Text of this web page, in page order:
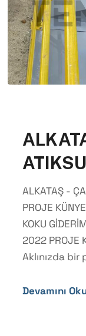
ALKATAŞ -
PROJE
KOKU
2022 PROJE
Aklınızda bir
Devamını